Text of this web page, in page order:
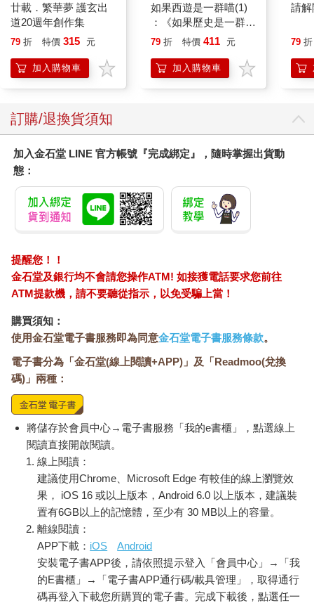
廿載．繁華夢 護玄出
道20週年創作集
79 折 特價 315 元
加入購物車
如果西遊是一群喵(1)
：《如果歷史是一群
喵》作者最新力作，附
79 折 特價 411 元
加入購物車
請解
79 折
訂購/退換貨須知
加入金石堂 LINE 官方帳號『完成綁定』，隨時掌握出貨動
態：
提醒您！！
金石堂及銀行均不會請您操作ATM! 如接獲電話要求您前往
ATM提款機，請不要聽從指示，以免受騙上當！
購買須知：
使用金石堂電子書服務即為同意金石堂電子書服務條款。
電子書分為「金石堂(線上閱讀+APP)」及「Readmoo(兌換
碼)」兩種：
將儲存於會員中心→電子書服務「我的e書櫃」，點選線上
閱讀直接開啟閱讀。
線上閱讀：
建議使用Chrome、Microsoft Edge 有較佳的線上瀏覽效
果， iOS 16 或以上版本，Android 6.0 以上版本，建議裝
置有6GB以上的記憶體，至少有 30 MB以上的容量。
離線閱讀：
APP下載： iOS
Android
安裝電子書APP後，請依照提示登入「會員中心」→「我
的E書櫃」→「電子書APP通行碼/載具管理」，取得通行
碼再登入下載您所購買的電子書。完成下載後，點選任一